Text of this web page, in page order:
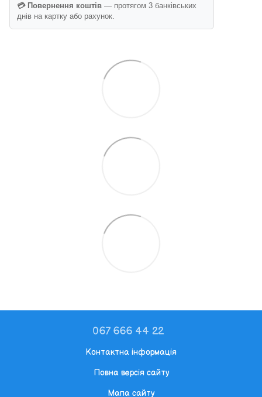
💳 Повернення коштів — протягом 3 банківських
днів на картку або рахунок.
067 666 44 22
Контактна інформація
Повна версія сайту
Мапа сайту